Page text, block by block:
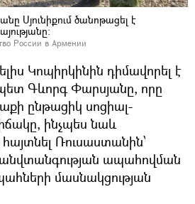
Սյունիքում ծանոթացել է
России в Армении
Կոպիրկինին դիմավորել է
Գևորգ Փարսյանը, որը
ընթացիկ սոցիալ-
ինչպես նաև
հայտնել Ռուսաստանին՝
ապահովման
մասնակցության